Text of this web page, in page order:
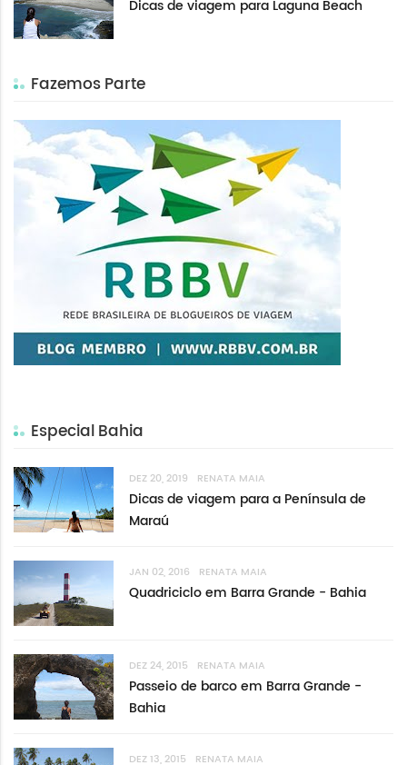
Dicas de viagem para Laguna Beach
Fazemos Parte
Especial Bahia
DEZ 20, 2019 RENATA MAIA
Dicas de viagem para a Península de
Maraú
JAN 02, 2016 RENATA MAIA
Quadriciclo em Barra Grande - Bahia
DEZ 24, 2015 RENATA MAIA
Passeio de barco em Barra Grande -
Bahia
DEZ 13, 2015 RENATA MAIA